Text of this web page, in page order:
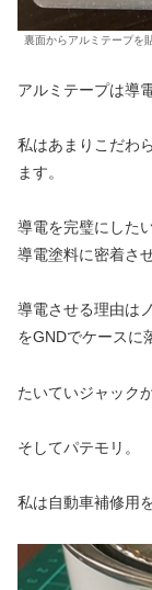
裏面からアルミテープを
アルミテープは導
私はあまりこだわ
ます。
導電を完璧にした
導電塗料に密着さ
導電させる理由は
をGNDでケースに
たいていジャック
そしてパテモリ。
私は自動車補修用